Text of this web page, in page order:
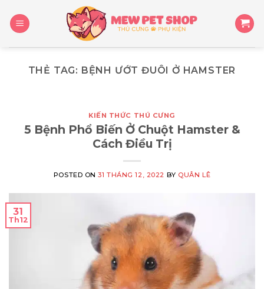
content
THẺ TAG: BỆNH ƯỚT ĐUÔI Ở HAMSTER
KIẾN THỨC THÚ CƯNG
5 Bệnh Phổ Biến Ở Chuột Hamster &
Cách Điều Trị
POSTED ON31 THÁNG 12, 2022 BY QUÂN LÊ
31
Th12